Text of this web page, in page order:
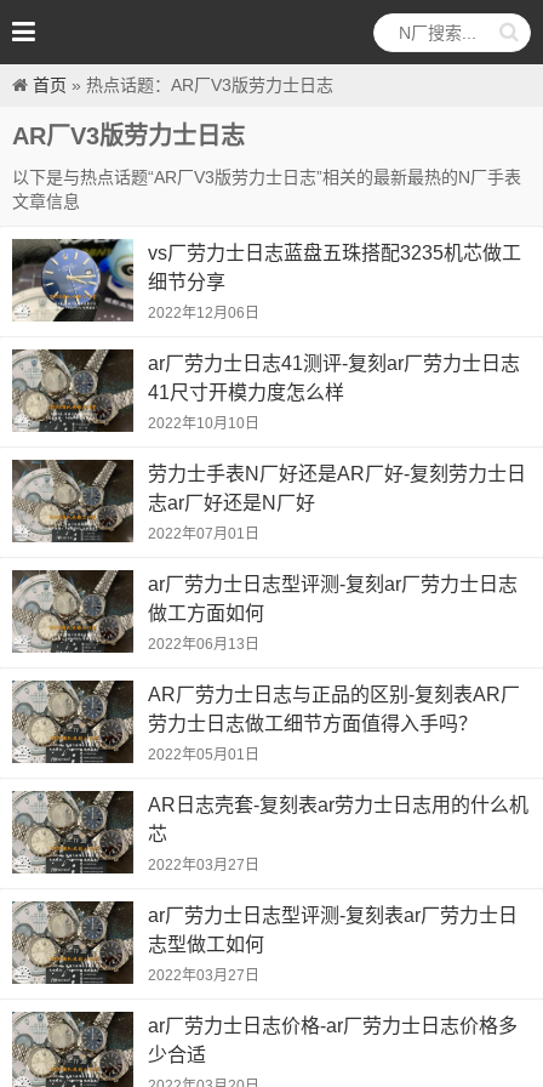
首页 » 热点话题：AR厂V3版劳力士日志
AR厂V3版劳力士日志
以下是与热点话题“AR厂V3版劳力士日志”相关的最新最热的N厂手表
文章信息
vs厂劳力士日志蓝盘五珠搭配3235机芯做工
细节分享
2022年12月06日
ar厂劳力士日志41测评-复刻ar厂劳力士日志
41尺寸开模力度怎么样
2022年10月10日
劳力士手表N厂好还是AR厂好-复刻劳力士日
志ar厂好还是N厂好
2022年07月01日
ar厂劳力士日志型评测-复刻ar厂劳力士日志
做工方面如何
2022年06月13日
AR厂劳力士日志与正品的区别-复刻表AR厂
劳力士日志做工细节方面值得入手吗？
2022年05月01日
AR日志壳套-复刻表ar劳力士日志用的什么机
芯
2022年03月27日
ar厂劳力士日志型评测-复刻表ar厂劳力士日
志型做工如何
2022年03月27日
ar厂劳力士日志价格-ar厂劳力士日志价格多
少合适